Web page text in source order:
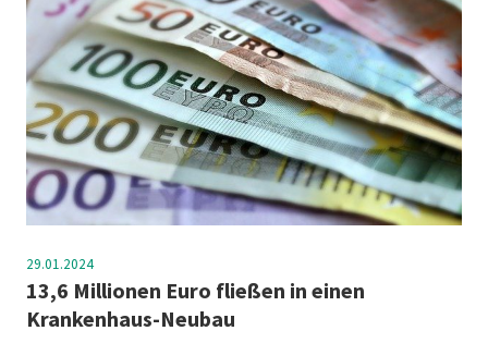
29.01.2024
13,6 Millionen Euro fließen in einen
Krankenhaus-Neubau